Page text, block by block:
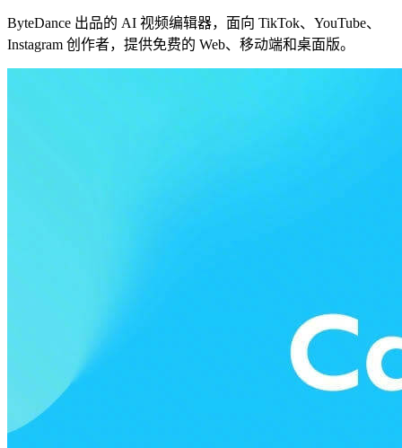
ByteDance 出品的 AI 视频编辑器，面向 TikTok、YouTube、
Instagram 创作者，提供免费的 Web、移动端和桌面版。